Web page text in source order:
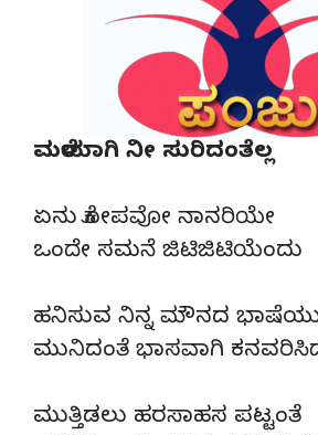
ಮಳೆಯಾಗಿ ನೀ ಸುರಿದಂತೆಲ್ಲ
ಏನು ಕೋಪವೋ ನಾನರಿಯೇ
ಒಂದೇ ಸಮನೆ ಜಿಟಿಜಿಟಿಯೆಂದು
ಹನಿಸುವ ನಿನ್ನ ಮೌನದ
ಮುನಿದಂತೆ ಭಾಸವಾಗಿ
ಮುತ್ತಿಡಲು ಹರಸಾಹಸ ಪಟ್ಟಂತೆ